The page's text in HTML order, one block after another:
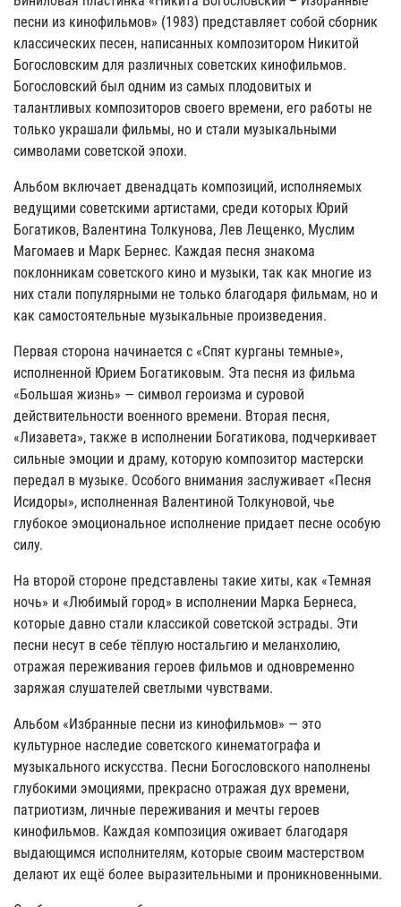
песни из кинофильмов» (1983) представляет собой сборник
классических песен, написанных композитором Никитой
Богословским для различных советских кинофильмов.
Богословский был одним из самых плодовитых и
талантливых композиторов своего времени, его работы не
только украшали фильмы, но и стали музыкальными
символами советской эпохи.
Альбом включает двенадцать композиций, исполняемых
ведущими советскими артистами, среди которых Юрий
Богатиков, Валентина Толкунова, Лев Лещенко, Муслим
Магомаев и Марк Бернес. Каждая песня знакома
поклонникам советского кино и музыки, так как многие из
них стали популярными не только благодаря фильмам, но и
как самостоятельные музыкальные произведения.
Первая сторона начинается с «Спят курганы темные»,
исполненной Юрием Богатиковым. Эта песня из фильма
«Большая жизнь» — символ героизма и суровой
действительности военного времени. Вторая песня,
«Лизавета», также в исполнении Богатикова, подчеркивает
сильные эмоции и драму, которую композитор мастерски
передал в музыке. Особого внимания заслуживает «Песня
Исидоры», исполненная Валентиной Толкуновой, чье
глубокое эмоциональное исполнение придает песне особую
силу.
На второй стороне представлены такие хиты, как «Темная
ночь» и «Любимый город» в исполнении Марка Бернеса,
которые давно стали классикой советской эстрады. Эти
песни несут в себе тёплую ностальгию и меланхолию,
отражая переживания героев фильмов и одновременно
заряжая слушателей светлыми чувствами.
Альбом «Избранные песни из кинофильмов» — это
культурное наследие советского кинематографа и
музыкального искусства. Песни Богословского наполнены
глубокими эмоциями, прекрасно отражая дух времени,
патриотизм, личные переживания и мечты героев
кинофильмов. Каждая композиция оживает благодаря
выдающимся исполнителям, которые своим мастерством
делают их ещё более выразительными и проникновенными.